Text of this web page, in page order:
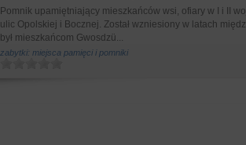
Pomnik upamiętniający mieszkańców wsi, ofiary w I i II
ulic Opolskiej i Bocznej. Został wzniesiony w latach
był mieszkańcom Gwosdzü...
zabytki: miejsca pamięci i pomniki